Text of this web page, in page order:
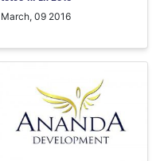
March, 09 2016